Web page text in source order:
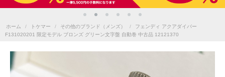
ホーム / トケマー / その他のブランド（メンズ） /
フェンディ アクアダイバー
F131020201 限定モデル ブロンズ グリーン文字盤 自動巻 中古品 12121370